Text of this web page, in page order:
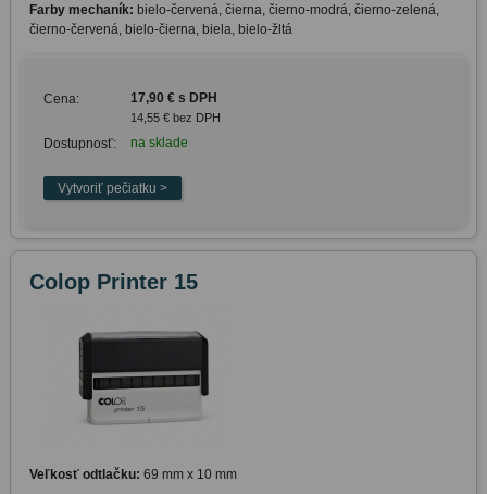
Farby mechaník: bielo-červená, čierna, čierno-modrá, čierno-zelená,
čierno-červená, bielo-čierna, biela, bielo-žltá
Cena: 17,90 € s DPH
14,55 € bez DPH
Dostupnosť: na sklade
Colop Printer 15
Veľkosť odtlačku: 69 mm x 10 mm